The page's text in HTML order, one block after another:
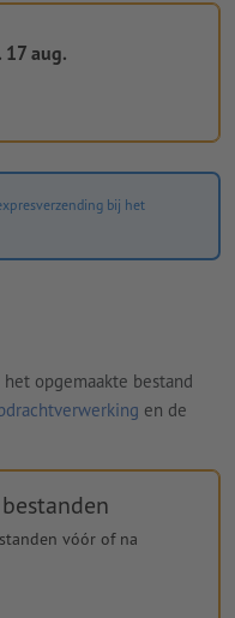
17 aug.
bij het
opgemaakte bestand
en de
vóór of na